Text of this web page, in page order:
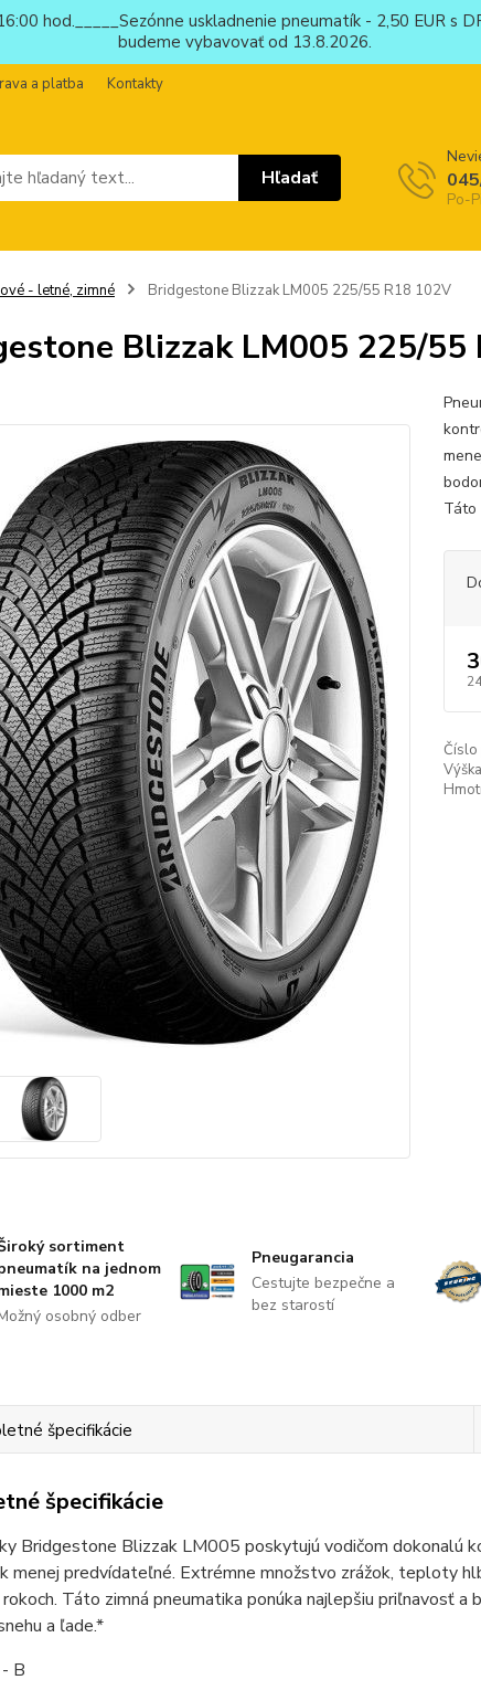
hod._____Sezónne uskladnenie pneumatík - 2,50 EUR s
budeme vybavovať od 13.8.2026.
a platba Kontakty
Hľadať
Po-
- letné, zimné Bridgestone Blizzak LM005 225/55 R18 102V
Blizzak LM005 225/55
Táto
Číslo
sortiment
na jednom
1000 m2
osobný odber
Pneugarancia
Cestujte bezpečne a
bez starostí
špecifikácie
špecifikácie
Bridgestone Blizzak LM005 poskytujú vodičom dokonalú
menej predvídateľné. Extrémne množstvo zrážok, teploty
Táto zimná pneumatika ponúka najlepšiu priľnavosť
a ľade.*
B